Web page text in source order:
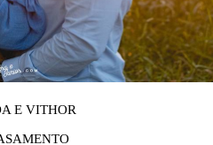
E VITHOR